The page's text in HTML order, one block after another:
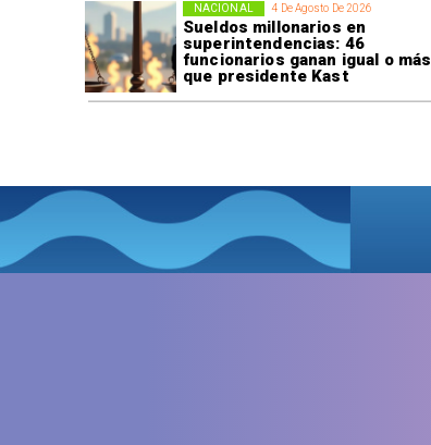
4 De Agosto De 2026
Sueldos millonarios en
superintendencias: 46
funcionarios ganan igual o más
que presidente Kast
NACIONAL